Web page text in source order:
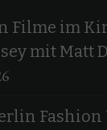
Filme im
mit Matt
Fashion